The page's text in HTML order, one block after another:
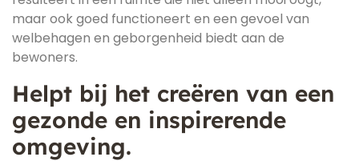
maar ook goed functioneert en een gevoel van
welbehagen en geborgenheid biedt aan de
bewoners.
Helpt bij het creëren van een
gezonde en inspirerende
omgeving.